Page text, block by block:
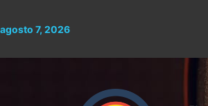
al
agosto 7, 2026